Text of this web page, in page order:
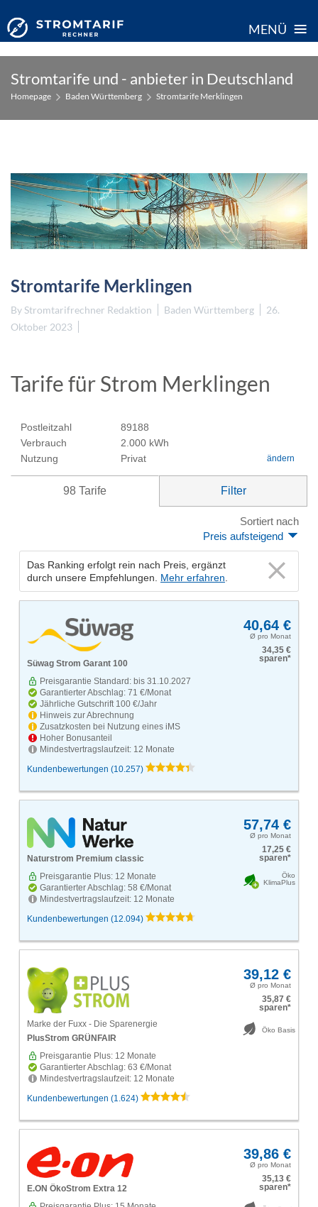
MENÜ ≡
content
Stromtarife und - anbieter in Deutschland
Homepage Baden Württemberg Stromtarife Merklingen
Stromtarife Merklingen
By Stromtarifrechner Redaktion Baden Württemberg
26.
Oktober 2023
Tarife für Strom Merklingen